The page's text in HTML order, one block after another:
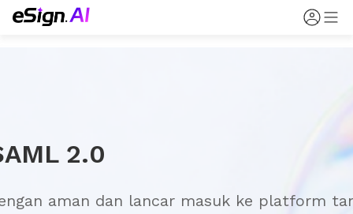
2.0
aman dan lancar masuk ke platform